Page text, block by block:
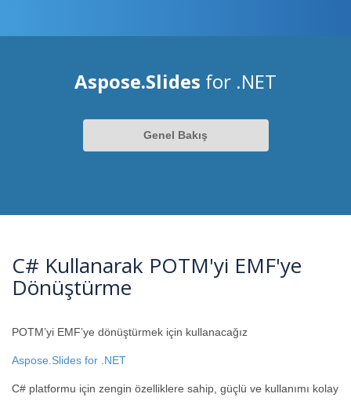
Aspose.Slides for .NET
Genel Bakış
C# Kullanarak POTM'yi EMF'ye
Dönüştürme
POTM’yi EMF’ye dönüştürmek için kullanacağız
Aspose.Slides for .NET
C# platformu için zengin özelliklere sahip, güçlü ve kullanımı kolay